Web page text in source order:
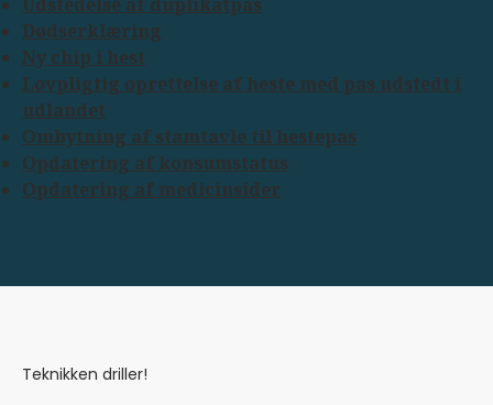
Dødserklæring
Ny chip i hest
Lovpligtig oprettelse af heste med pas udstedt i
udlandet
Ombytning af stamtavle til hestepas
Opdatering af konsumstatus
Opdatering af medicinsider
Teknikken driller!